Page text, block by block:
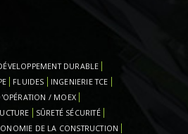
DURABLE
FLUIDES
INGENIERIE TCE
/ MOEX
SÛRETÉ SÉCURITÉ
DE LA CONSTRUCTION